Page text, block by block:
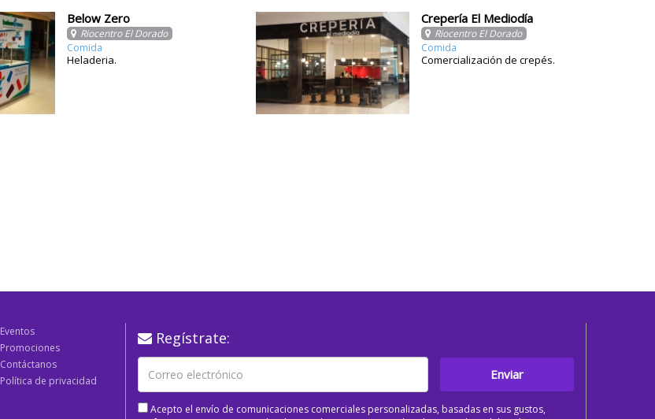
Below Zero
Riocentro El Dorado
Comida
Heladeria.
Crepería El Mediodía
Riocentro El Dorado
Comida
Comercialización de crepés.
Eventos
Promociones
Contáctanos
Política de privacidad
Regístrate:
Enviar
Acepto el envío de comunicaciones comerciales personalizadas, basadas en sus gustos,